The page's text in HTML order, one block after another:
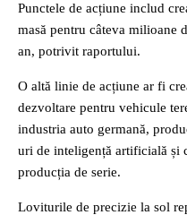
Punctele de acțiune includ
masă pentru câteva milioane
an, potrivit raportului.
O altă linie de acțiune ar fi
dezvoltare pentru vehicule
industria auto germană,
uri de inteligență artificială și
producția de serie.
Loviturile de precizie la sol